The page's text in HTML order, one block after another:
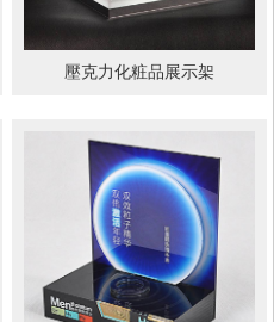
壓克力化粧品展示架